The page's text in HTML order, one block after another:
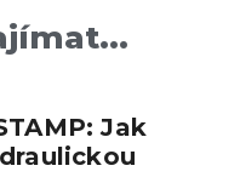
Jak